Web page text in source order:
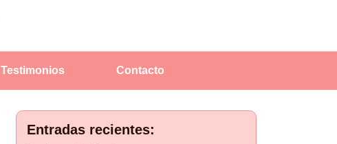
Testimonios Contacto
Entradas recientes: